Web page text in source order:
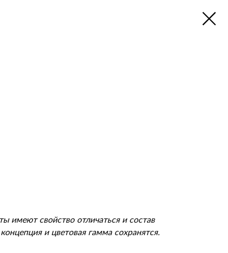
имеют свойство отличаться и состав
и цветовая гамма сохранятся.